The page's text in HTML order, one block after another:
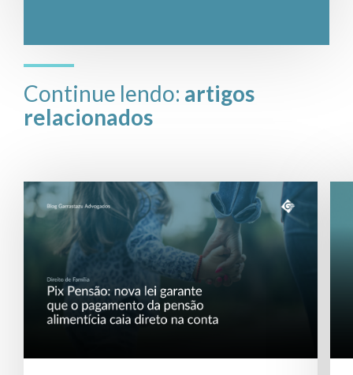
Continue lendo: artigos
relacionados